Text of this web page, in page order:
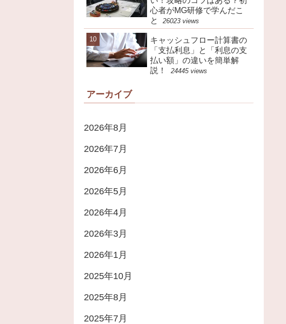
心者がMG研修で学んだこ
と
26023 views
キャッシュフロー計算書の
「支払利息」と「利息の支
払い額」の違いを簡単解
説！
24445 views
アーカイブ
2026年8月
2026年7月
2026年6月
2026年5月
2026年4月
2026年3月
2026年1月
2025年10月
2025年8月
2025年7月